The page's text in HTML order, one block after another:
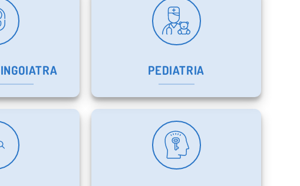
PEDIATRIA